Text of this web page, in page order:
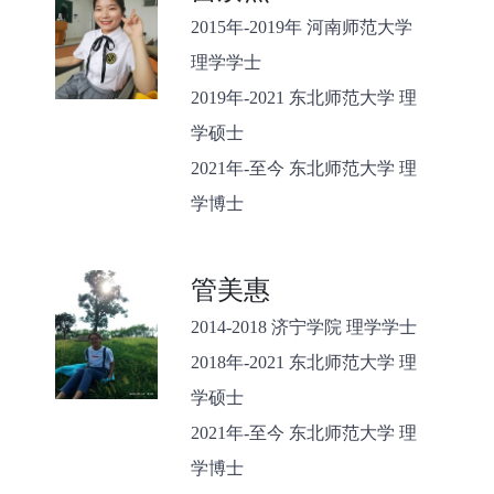
2015年-2019年 河南师范大学
理学学士
2019年-2021 东北师范大学 理
学硕士
2021年-至今 东北师范大学 理
学博士
管美惠
2014-2018 济宁学院 理学学士
2018年-2021 东北师范大学 理
学硕士
2021年-至今 东北师范大学 理
学博士